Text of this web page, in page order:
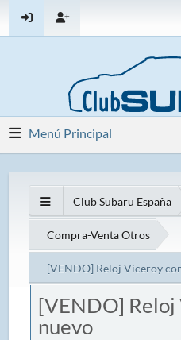
Menú Principal
Club Subaru España
Compra-Venta Otros
[VENDO] Reloj Viceroy
[VENDO]
nuevo